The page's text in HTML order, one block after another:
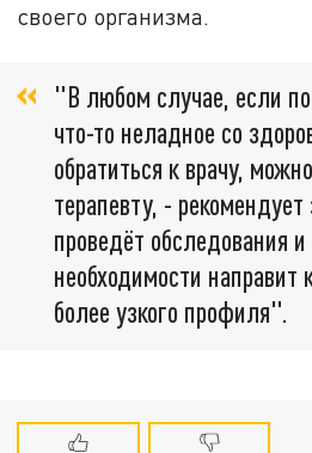
своего организма.
"В любом случае, если
что-то неладное со
обратиться к врачу,
терапевту, - рекомендует
проведёт обследования и
необходимости направит
более узкого профиля".